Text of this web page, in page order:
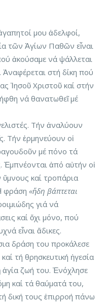
μου ἀδελφοί,
τῶν Ἁγίων Παθῶν εἶναι
ἀκούσαμε νά ψάλλεται
στή δίκη πού
Ἰησοῦ Χριστοῦ καί στήν
νά θανατωθεῖ μέ
Τήν ἀναλύουν
Τήν ἑρμηνεύουν οἱ
μέ πόνο τά
Ἐμπνέονται ἀπό αὐτήν οἱ
ὕμνους καί τροπάρια
φράση «ἤδη βάπτεται
γιά νά
καί ὄχι μόνο, πού
εἶναι ἄδικες.
δράση του προκάλεσε
τή θρησκευτική ἡγεσία
ζωή του. Ἐνόχλησε
καί τά θαύματά του,
δική τους ἐπιρροή πάνω